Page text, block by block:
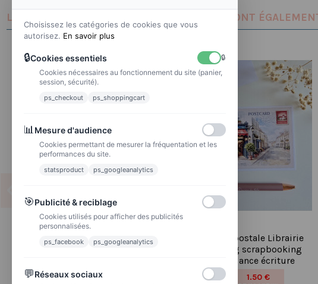
LES CLIENTS QUI ONT ACHETÉ CE PRODUIT ONT
Poussière à aiguilles : Femme
Réf 31 Carte postale Librairie
postcrossing scrapbooking
correspondance écriture
1.50 €
Choisissez les catégories de cookies que vous
autorisez. En savoir plus
🔒Cookies essentiels
🔒
Cookies nécessaires au fonctionnement du site (panier,
session, sécurité).
ps_checkout ps_shoppingcart
📊 Mesure d'audience
Cookies permettant de mesurer la fréquentation et les
performances du site.
statsproduct ps_googleanalytics
🎯Publicité & reciblage
Cookies utilisés pour afficher des publicités
personnalisées.
ps_facebook ps_googleanalytics
💬Réseaux sociaux